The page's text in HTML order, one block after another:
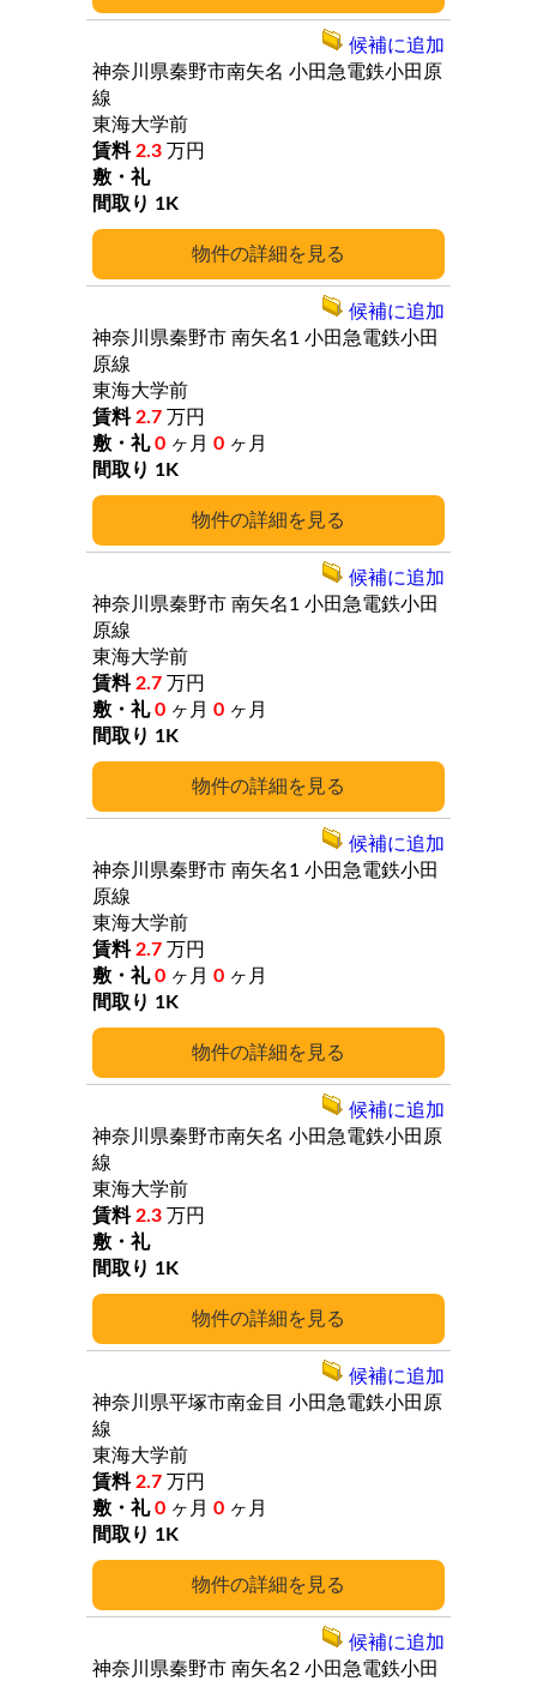
詳細
神奈川県秦野市南矢名 小田急電鉄小田原
線
東海大学前
2.3 万円
1K
候補に追加
詳細
神奈川県秦野市 南矢名1 小田急電鉄小田
原線
東海大学前
2.7 万円
0 ヶ月 0 ヶ月
1K
候補に追加
詳細
神奈川県秦野市 南矢名1 小田急電鉄小田
原線
東海大学前
2.7 万円
0 ヶ月 0 ヶ月
1K
候補に追加
詳細
神奈川県秦野市 南矢名1 小田急電鉄小田
原線
東海大学前
2.7 万円
0 ヶ月 0 ヶ月
1K
候補に追加
詳細
神奈川県秦野市南矢名 小田急電鉄小田原
線
東海大学前
2.3 万円
1K
候補に追加
詳細
神奈川県平塚市南金目 小田急電鉄小田原
線
東海大学前
2.7 万円
0 ヶ月 0 ヶ月
1K
候補に追加
神奈川県秦野市 南矢名2 小田急電鉄小田
候補に追加